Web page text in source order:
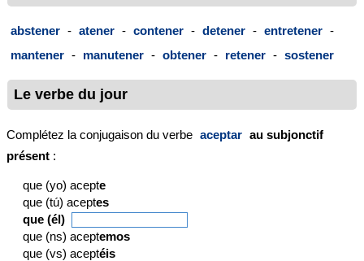
abstener - atener - contener - detener - entretener -
mantener - manutener - obtener - retener - sostener
Le verbe du jour
Complétez la conjugaison du verbe aceptar au subjonctif
présent :
que (yo) acepte
que (tú) aceptes
que (él)
que (ns) aceptemos
que (vs) aceptéis